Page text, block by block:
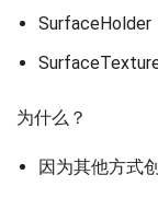
SurfaceHolder
为什么？
因为其他方式